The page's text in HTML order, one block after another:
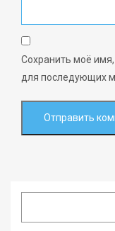
Сохранить моё
для последующих